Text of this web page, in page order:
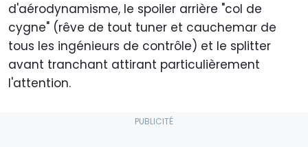
d'aérodynamisme, le spoiler arrière "col de
cygne" (rêve de tout tuner et cauchemar de
tous les ingénieurs de contrôle) et le splitter
avant tranchant attirant particulièrement
l'attention.